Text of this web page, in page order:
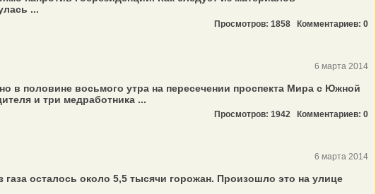
...
Просмотров: 1858 Комментариев: 0
6 марта 2014
в половине восьмого утра на пересечении проспекта Мира с Южной
и три медработника ...
Просмотров: 1942 Комментариев: 0
6 марта 2014
осталось около 5,5 тысячи горожан. Произошло это на улице